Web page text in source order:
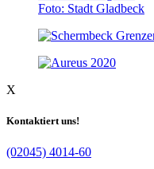
Foto: Stadt Gladbeck
X
Kontaktiert uns!
(02045) 4014-60